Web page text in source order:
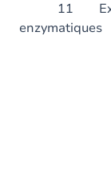
11
11.1
11.2
11.3